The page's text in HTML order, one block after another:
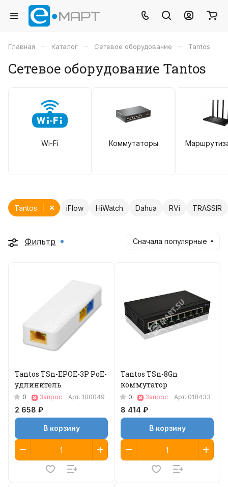
Главная – Каталог – Сетевое оборудование – Tantos
Сетевое оборудование Tantos
Wi-Fi Коммутаторы
iFlow HiWatch Dahua RVi TRASSIR
Tantos
Фильтр Сначала популярные
Tantos TSn-EPOE-3P PoE-
удлинитель
0 Запрос Арт. 100049
2 658 ₽
В корзину
Tantos TSn-8Gn
коммутатор
0 Запрос Арт. 018433
8 414 ₽
В корзину